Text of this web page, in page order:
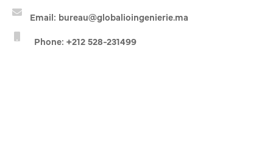
Email: bureau@globalioingenierie.ma
Phone: +212 528-231499